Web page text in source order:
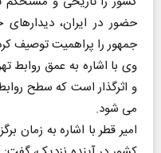
حضور در ایران،
جمهور را پراهمیت توصیف
وی با اشاره به عمق روابط
و اثرگذار است که سطح
می شود.
امیر قطر با اشاره به زمان